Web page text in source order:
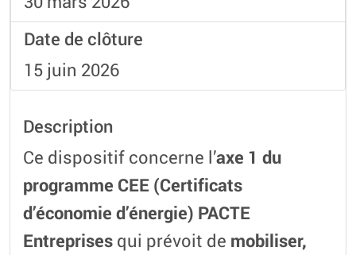
Date de clôture
15 juin 2026
Description
Ce dispositif concerne l’axe 1 du
programme CEE (Certificats
d’économie d’énergie) PACTE
Entreprises qui prévoit de mobiliser,